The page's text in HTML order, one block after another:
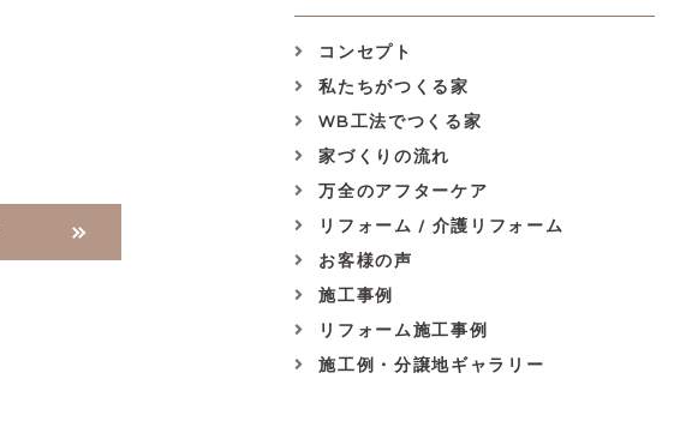
コンセプト
私たちがつくる家
WB工法でつくる家
家づくりの流れ
万全のアフターケア
リフォーム / 介護リフォーム
お客様の声
施工事例
リフォーム施工事例
施工例・分譲地ギャラリー